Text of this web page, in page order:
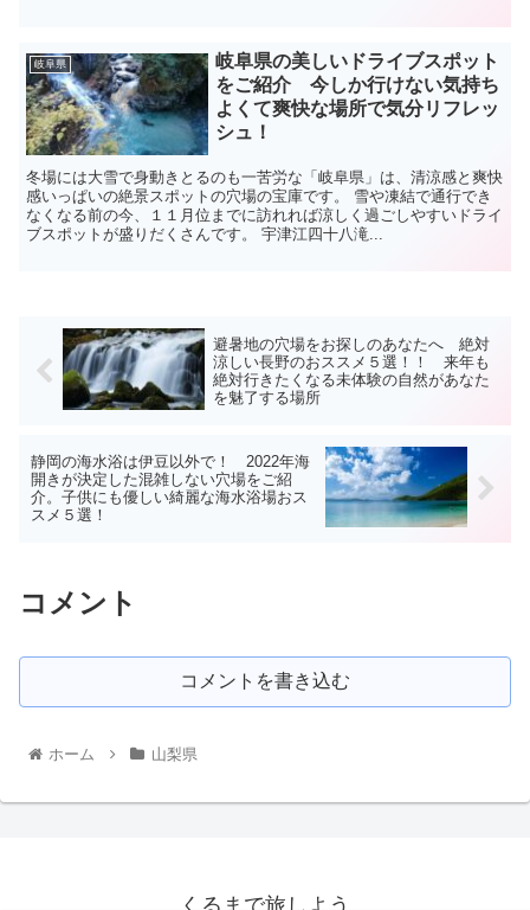
岐阜県
岐阜県の美しいドライブスポット
をご紹介 今しか行けない気持ち
よくて爽快な場所で気分リフレッ
シュ！
冬場には大雪で身動きとるのも一苦労な「岐阜県」は、清涼感と爽快
感いっぱいの絶景スポットの穴場の宝庫です。 雪や凍結で通行でき
なくなる前の今、１１月位までに訪れれば涼しく過ごしやすいドライ
ブスポットが盛りだくさんです。 宇津江四十八滝...
避暑地の穴場をお探しのあなたへ 絶対
涼しい長野のおススメ５選！！ 来年も
絶対行きたくなる未体験の自然があなた
を魅了する場所
静岡の海水浴は伊豆以外で！ 2022年海
開きが決定した混雑しない穴場をご紹
介。子供にも優しい綺麗な海水浴場おス
スメ５選！
コメント
コメントを書き込む
ホーム 山梨県